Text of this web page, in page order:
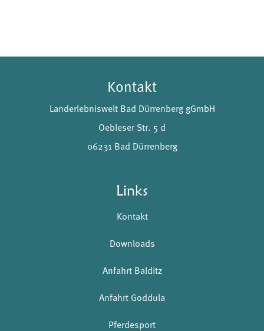
Kontakt
Landerlebniswelt Bad Dürrenberg gGmbH
Oebleser Str. 5 d
06231 Bad Dürrenberg
Links
Kontakt
Downloads
Anfahrt Balditz
Anfahrt Goddula
Pferdesport